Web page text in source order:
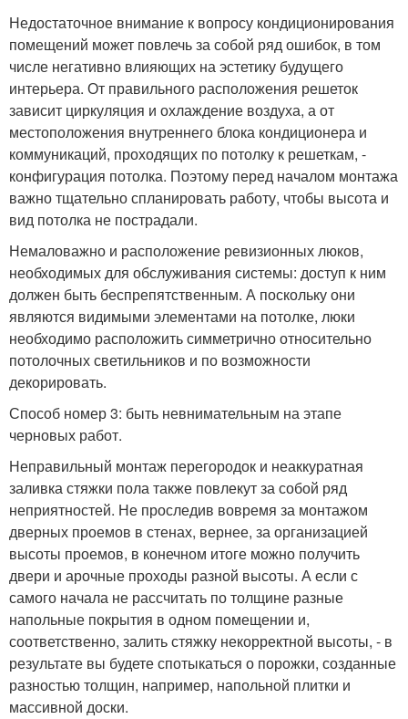
Недостаточное внимание к вопросу кондиционирования
помещений может повлечь за собой ряд ошибок, в том
числе негативно влияющих на эстетику будущего
интерьера. От правильного расположения решеток
зависит циркуляция и охлаждение воздуха, а от
местоположения внутреннего блока кондиционера и
коммуникаций, проходящих по потолку к решеткам, -
конфигурация потолка. Поэтому перед началом монтажа
важно тщательно спланировать работу, чтобы высота и
вид потолка не пострадали.
Немаловажно и расположение ревизионных люков,
необходимых для обслуживания системы: доступ к ним
должен быть беспрепятственным. А поскольку они
являются видимыми элементами на потолке, люки
необходимо расположить симметрично относительно
потолочных светильников и по возможности
декорировать.
Способ номер 3: быть невнимательным на этапе
черновых работ.
Неправильный монтаж перегородок и неаккуратная
заливка стяжки пола также повлекут за собой ряд
неприятностей. Не проследив вовремя за монтажом
дверных проемов в стенах, вернее, за организацией
высоты проемов, в конечном итоге можно получить
двери и арочные проходы разной высоты. А если с
самого начала не рассчитать по толщине разные
напольные покрытия в одном помещении и,
соответственно, залить стяжку некорректной высоты, - в
результате вы будете спотыкаться о порожки, созданные
разностью толщин, например, напольной плитки и
массивной доски.